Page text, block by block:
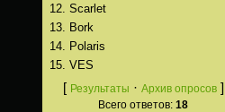
12. Scarlet
13.
Bork
14.
Polaris
15. VES
[ Результаты · Архив опросов]
Всего ответов: 18